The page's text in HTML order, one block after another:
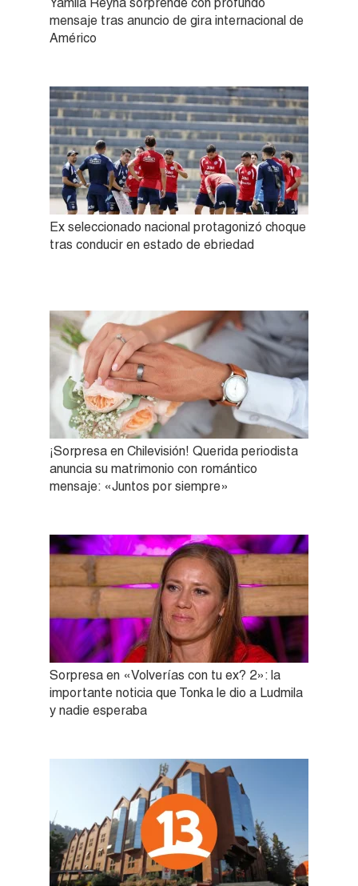
mensaje tras anuncio de gira internacional de
Américo
Ex seleccionado nacional protagonizó choque
tras conducir en estado de ebriedad
¡Sorpresa en Chilevisión! Querida periodista
anuncia su matrimonio con romántico
mensaje: «Juntos por siempre»
Sorpresa en «Volverías con tu ex? 2»: la
importante noticia que Tonka le dio a Ludmila
y nadie esperaba